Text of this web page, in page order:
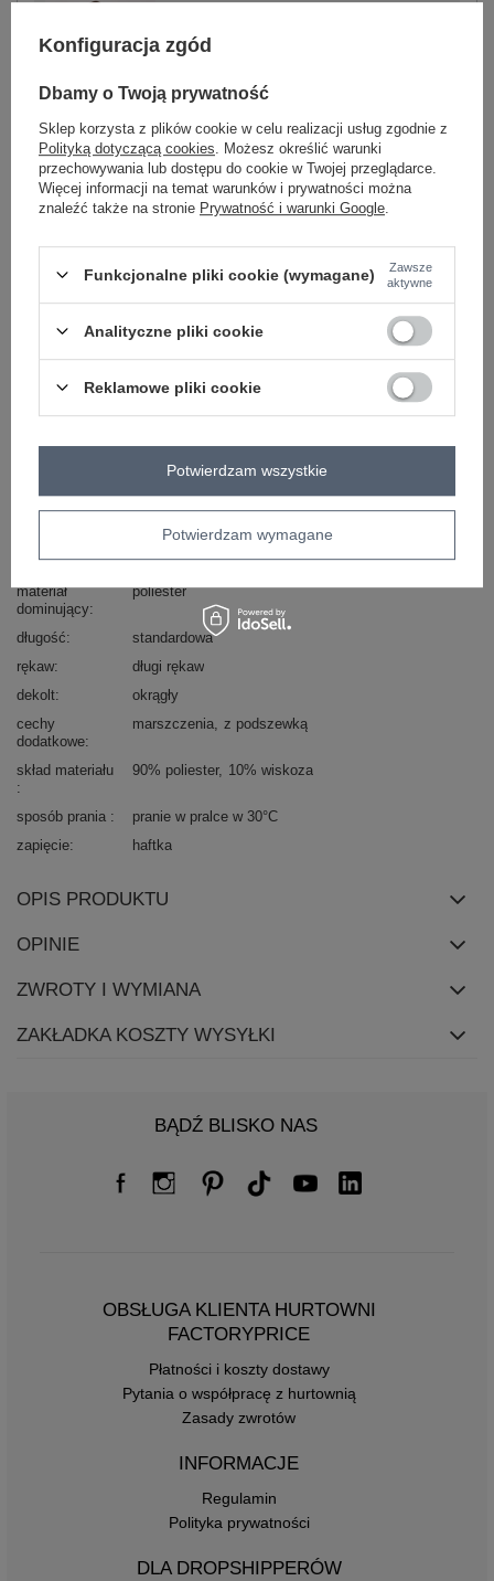
brązowy
ZALOGUJ SIĘ I ZOBACZ CENĘ
Masz pytanie? Chętnie pomożemy.
Zadzwoń+48 601 547 740 Zadaj pytanie
skład materiału : 90% poliester, 10% wiskoza
sposób prania : pranie w pralce w 30°C
styl
elegancki
dominujący
aplikacja
materiał
dominujący
poliester
długość
standardowa
rękaw
długi rękaw
dekolt
okrągły
cechy
dodatkowe
marszczenia z podszewką
skład materiału 90% poliester 10% wiskoza
sposób prania
pranie w pralce w 30°C
zapięcie
haftka
OPIS PRODUKTU
OPINIE
ZWROTY I WYMIANA
ZAKŁADKA KOSZTY WYSYŁKI
BĄDŹ BLISKO NAS
OBSŁUGA KLIENTA HURTOWNI
FACTORYPRICE
Płatności i koszty dostawy
Pytania o współpracę z hurtownią
Zasady zwrotów
INFORMACJE
Regulamin
Polityka prywatności
DLA DROPSHIPPERÓW
Konfiguracja zgód
Dbamy o Twoją prywatność
Sklep korzysta z plików cookie w celu realizacji usług zgodnie z
Polityką dotyczącą cookies . Możesz określić warunki
przechowywania lub dostępu do cookie w Twojej przeglądarce.
Więcej informacji na temat warunków i prywatności można
znaleźć także na stronie Prywatność i warunki Google
Funkcjonalne pliki cookie (wymagane)
Zawsze
aktywne
Analityczne pliki cookie
Reklamowe pliki cookie
Potwierdzam wymagane
Potwierdzam wszystkie